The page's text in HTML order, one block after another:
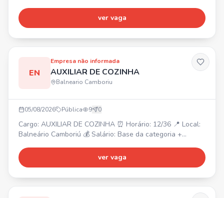
Farmácia São João ✅ Gympass ✅ Convênio com SESC ✅
Refeição no local ✅ VT caso deseje ✅ Hora extra paga
ver vaga
EN
Empresa não informada
AUXILIAR DE COZINHA
Balneario Camboriu
05/08/2026 Pública 9 0
Cargo: AUXILIAR DE COZINHA ⏰ Horário: 12/36 📍 Local:
Balneário Camboriú 💰 Salário: Base da categoria +
WhatsApp.
ver vaga